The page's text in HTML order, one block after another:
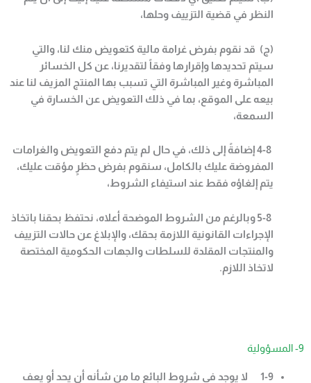
النظر في قضية التزييف وحلها،
(ج) قد نقوم بفرض غرامة مالية كتعويض منك لنا، والتي
سيتم تحديدها وإقرارها وفقاً لتقديرنا، عن كل الخسائر
المباشرة وغير المباشرة التي تسبب بها المنتج المزيف لنا عند
بيعه على الموقع، بما في ذلك التعويض عن الخسارة في
السمعة،
إضافةً إلى ذلك، في حال لم يتم دفع التعويض والغرامات
المفروضة عليك بالكامل، سنقوم بفرض حظرٍ مؤقت عليك،
يتم إلغاؤه فقط عند استيفاء الشروط،
وبالرغم من الشروط الموضحة أعلاه، نحتفظ بحقنا باتخاذ
الإجراءات القانونية اللازمة بحقك، والإبلاغ عن حالات التزييف
والمنتجات المقلدة للسلطات والجهات الحكومية المختصة
لاتخاذ اللازم.
9- المسؤولية
1-9
لا يوجد في شروط البائع ما من شأنه أن يحد أو يعف